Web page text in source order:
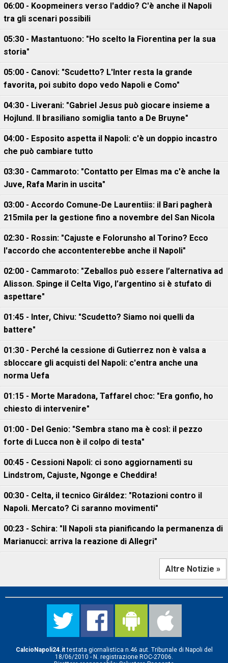
06:00 - Koopmeiners verso l'addio? C'è anche il Napoli
tra gli scenari possibili
05:30 - Mastantuono: "Ho scelto la Fiorentina per la sua
storia"
05:00 - Canovi: "Scudetto? L'Inter resta la grande
favorita, poi subito dopo vedo Napoli e Como"
04:30 - Liverani: "Gabriel Jesus può giocare insieme a
Hojlund. Il brasiliano somiglia tanto a De Bruyne"
04:00 - Esposito aspetta il Napoli: c'è un doppio incastro
che può cambiare tutto
03:30 - Cammaroto: "Contatto per Elmas ma c'è anche la
Juve, Rafa Marin in uscita"
03:00 - Accordo Comune-De Laurentiis: il Bari pagherà
215mila per la gestione fino a novembre del San Nicola
02:30 - Rossin: "Cajuste e Folorunsho al Torino? Ecco
l'accordo che accontenterebbe anche il Napoli"
02:00 - Cammaroto: "Zeballos può essere l’alternativa ad
Alisson. Spinge il Celta Vigo, l’argentino si è stufato di
aspettare"
01:45 - Inter, Chivu: "Scudetto? Siamo noi quelli da
battere"
01:30 - Perché la cessione di Gutierrez non è valsa a
sbloccare gli acquisti del Napoli: c'entra anche una
norma Uefa
01:15 - Morte Maradona, Taffarel choc: "Era gonfio, ho
chiesto di intervenire"
01:00 - Del Genio: "Sembra stano ma è così: il pezzo
forte di Lucca non è il colpo di testa"
00:45 - Cessioni Napoli: ci sono aggiornamenti su
Lindstrom, Cajuste, Ngonge e Cheddira!
00:30 - Celta, il tecnico Giráldez: "Rotazioni contro il
Napoli. Mercato? Ci saranno movimenti"
00:23 - Schira: "Il Napoli sta pianificando la permanenza di
Marianucci: arriva la reazione di Allegri"
Altre Notizie »
CalcioNapoli24.ittestata giornalistica n.46 aut. Tribunale di Napoli del
18/06/2010 - N. registrazione ROC-27006.